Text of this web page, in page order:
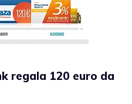
regala 120 euro da